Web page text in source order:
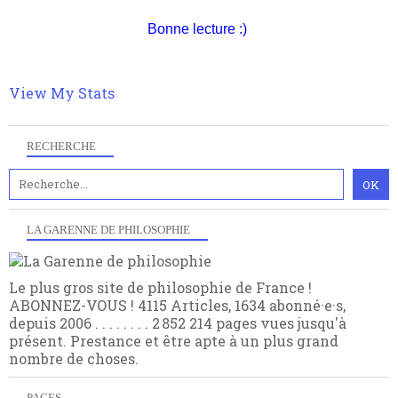
RECHERCHE
LA GARENNE DE PHILOSOPHIE
Le plus gros site de philosophie de France !
ABONNEZ-VOUS ! 4115 Articles, 1634 abonné·e·s,
depuis 2006 . . . . . . . . 2 852 214 pages vues jusqu'à
présent. Prestance et être apte à un plus grand
nombre de choses.
quantique, résolvant la plupart des impasses
philosophique du WWe siècle. Cette pensée hors
articles pour être apte à un plus grand nombre de
Bonne lecture :)
View My Stats